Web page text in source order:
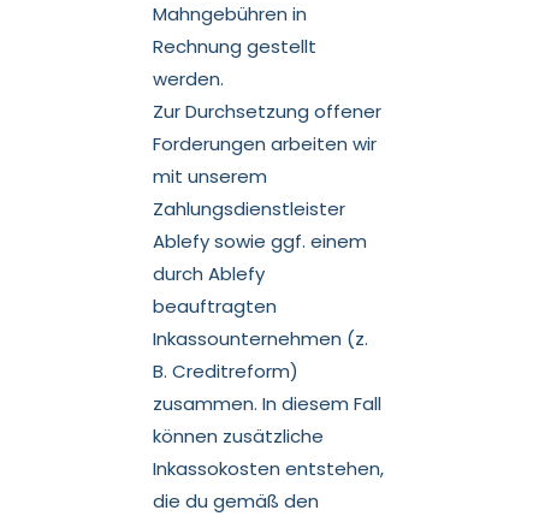
Mahngebühren in
Rechnung gestellt
werden.
Zur Durchsetzung offener
Forderungen arbeiten wir
mit unserem
Zahlungsdienstleister
Ablefy sowie ggf. einem
durch Ablefy
beauftragten
Inkassounternehmen (z.
B. Creditreform)
zusammen. In diesem Fall
können zusätzliche
Inkassokosten entstehen,
die du gemäß den